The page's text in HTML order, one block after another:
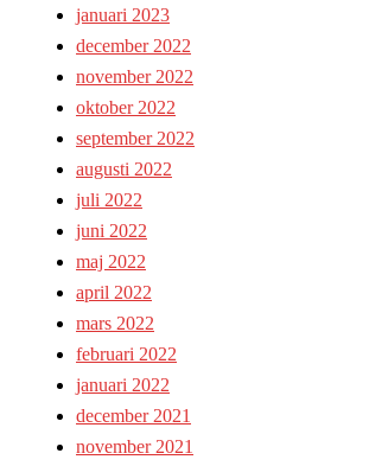
januari 2023
december 2022
november 2022
oktober 2022
september 2022
augusti 2022
juli 2022
juni 2022
maj 2022
april 2022
mars 2022
februari 2022
januari 2022
december 2021
november 2021